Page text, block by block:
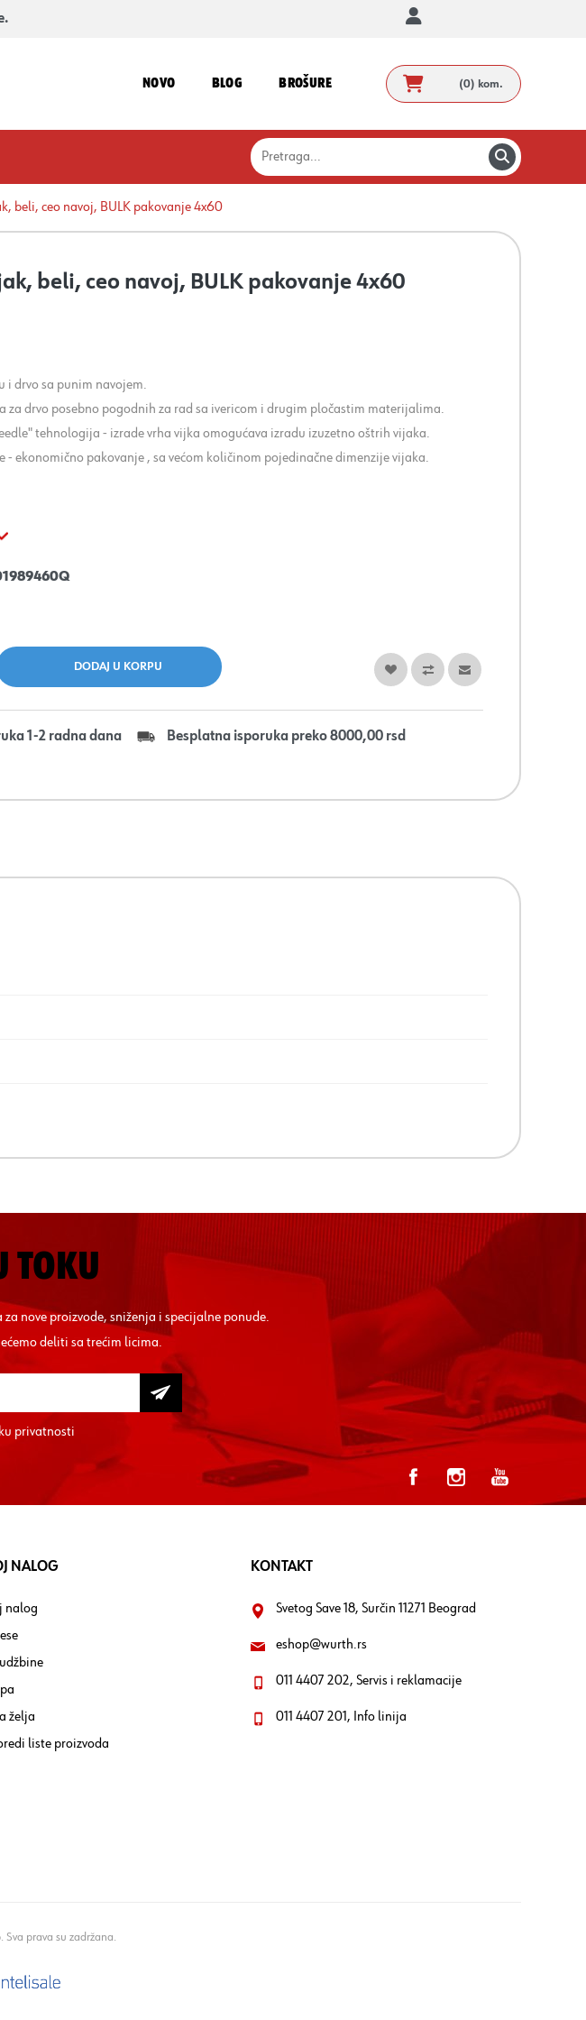
NOVO BLOG BROŠURE (0) kom.
beli, ceo navoj, BULK pakovanje 4x60
beli, ceo navoj, BULK pakovanje 4x60
i drvo sa punim navojem.
za drvo posebno pogodnih za rad sa ivericom i drugim pločastim materijalima.
tehnologija - izrade vrha vijka omogućava izradu izuzetno oštrih vijaka.
- ekonomično pakovanje , sa većom količinom pojedinačne dimenzije vijaka.
1-2 radna dana Besplatna isporuka preko 8000,00 rsd
TOKU
nove proizvode, sniženja i specijalne ponude.
deliti sa trećim licima.
privatnosti
NALOG
nalog
želja
liste proizvoda
KONTAKT
Svetog Save 18, Surčin 11271 Beograd
eshop@wurth.rs
011 4407 202, Servis i reklamacije
011 4407 201, Info linija
prava su zadržana.